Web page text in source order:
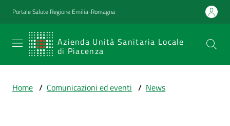
Vai al contenuto
Vai alla navigazione
Vai al footer
Portale Salute Regione Emilia-Romagna
Azienda Unità Sanitaria Locale
di Piacenza
SERVIZIO
SANITARIO
Emilia-
Home / Comunicazioni ed eventi / News